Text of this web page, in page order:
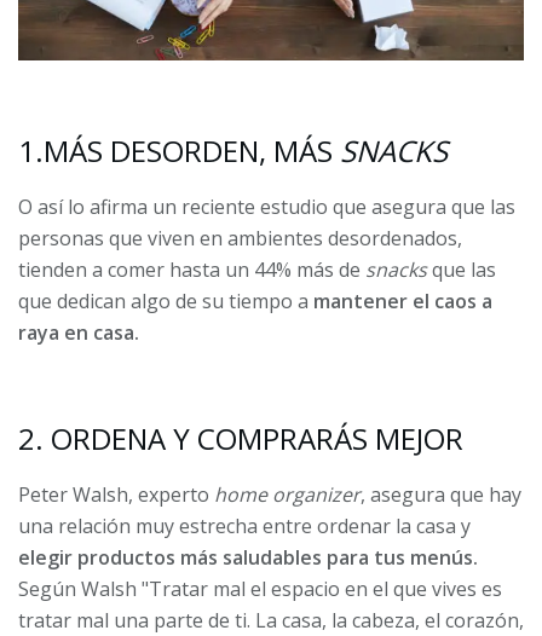
1.MÁS DESORDEN, MÁS SNACKS
O así lo afirma un reciente estudio que asegura que las
personas que viven en ambientes desordenados,
tienden a comer hasta un 44% más de snacksque las
que dedican algo de su tiempo a mantener el caos a
raya en casa.
2. ORDENA Y COMPRARÁS MEJOR
Peter Walsh, experto home organizer, asegura que hay
una relación muy estrecha entre ordenar la casa y
elegir productos más saludables para tus menús.
Según Walsh "Tratar mal el espacio en el que vives es
tratar mal una parte de ti. La casa, la cabeza, el corazón,